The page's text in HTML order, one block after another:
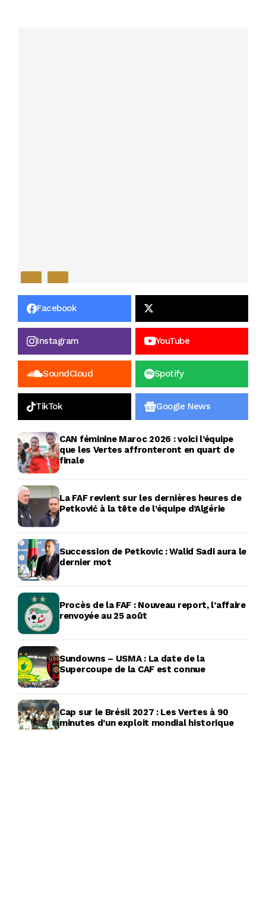
Facebook
Instagram YouTube
SoundCloud Spotify
TikTok Google News
CAN féminine Maroc 2026 : voici l’équipe
que les Vertes affronteront en quart de
finale
La FAF revient sur les dernières heures de
Petković à la tête de l’équipe d’Algérie
Succession de Petkovic : Walid Sadi aura le
dernier mot
Procès de la FAF : Nouveau report, l’affaire
renvoyée au 25 août
Sundowns – USMA : La date de la
Supercoupe de la CAF est connue
Cap sur le Brésil 2027 : Les Vertes à 90
minutes d’un exploit mondial historique